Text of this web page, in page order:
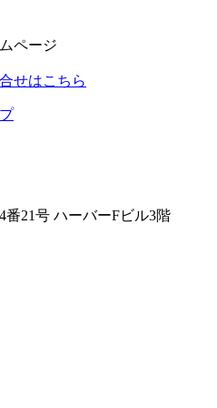
ページ
せはこちら
21号 ハーバーFビル3階